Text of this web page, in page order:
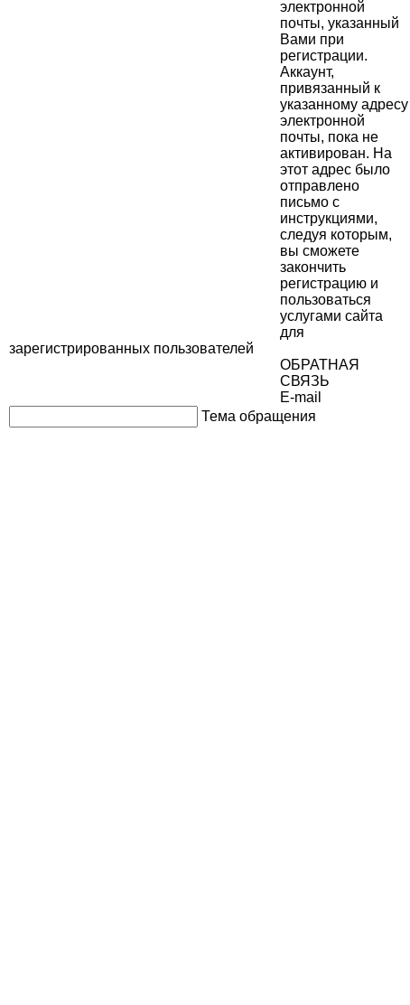
электронной
почты, указанный
Вами при
регистрации.
Аккаунт,
привязанный к
указанному адресу
электронной
почты, пока не
активирован. На
этот адрес было
отправлено
письмо с
инструкциями,
следуя которым,
вы сможете
закончить
регистрацию и
пользоваться
услугами сайта
для
зарегистрированных пользователей
ОБРАТНАЯ
СВЯЗЬ
E-mail
Тема обращения